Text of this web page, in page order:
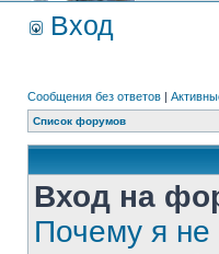
Вход
Сообщения без ответов |
Список форумов
Вход на
Почему я